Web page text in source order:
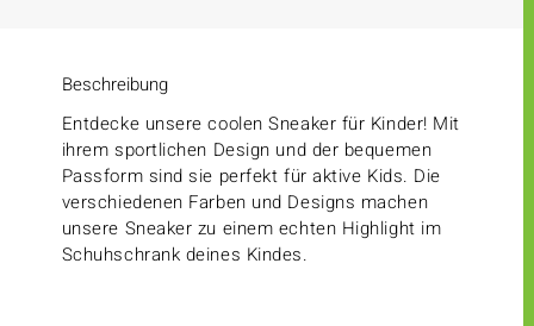
Beschreibung
Entdecke unsere coolen Sneaker für Kinder! Mit
ihrem sportlichen Design und der bequemen
Passform sind sie perfekt für aktive Kids. Die
verschiedenen Farben und Designs machen
unsere Sneaker zu einem echten Highlight im
Schuhschrank deines Kindes.